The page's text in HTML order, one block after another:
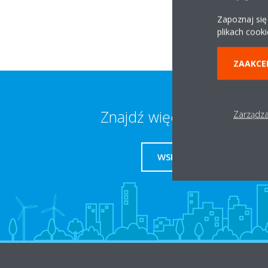
Znajdź więcej informacji
WSPARCIE
Zapoznaj
plikach